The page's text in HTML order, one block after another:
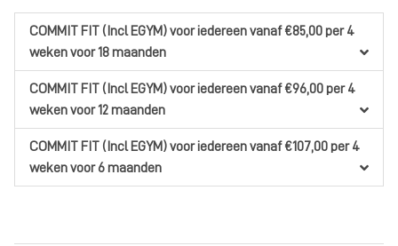
COMMIT FIT (Incl EGYM)voor iedereenvanaf €85,00per 4
wekenvoor 18 maanden
COMMIT FIT (Incl EGYM)voor iedereenvanaf €96,00per 4
wekenvoor 12 maanden
COMMIT FIT (Incl EGYM)voor iedereenvanaf €107,00per 4
wekenvoor 6 maanden